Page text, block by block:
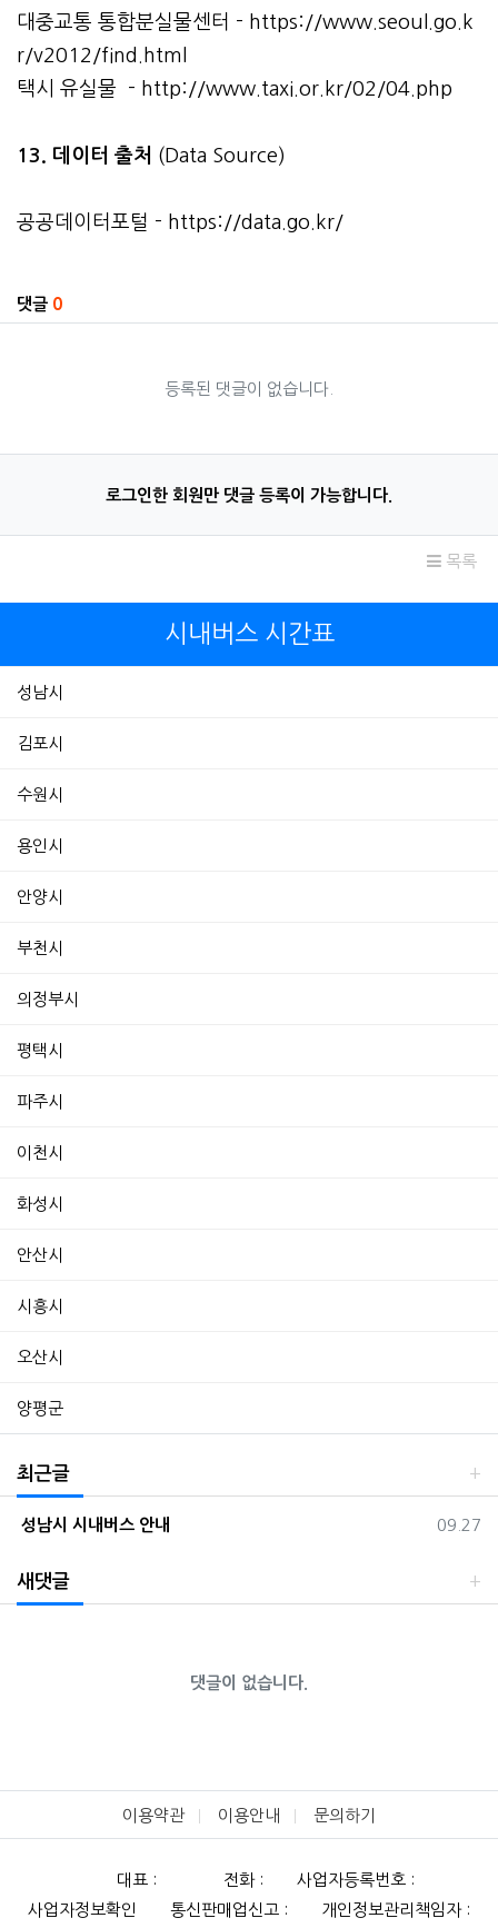
대중교통 통합분실물센터 - https://www.seoul.go.k
r/v2012/find.html
택시 유실물 - http://www.taxi.or.kr/02/04.php
13. 데이터 출처 (Data Source)
공공데이터포털 - https://data.go.kr/
댓글 0
등록된 댓글이 없습니다.
로그인한 회원만 댓글 등록이 가능합니다.
목록
시내버스 시간표
성남시
김포시
수원시
용인시
안양시
부천시
의정부시
평택시
파주시
이천시
화성시
안산시
시흥시
오산시
양평군
최근글
등록일
09.27
성남시 시내버스 안내
새댓글
댓글이 없습니다.
이용약관 이용안내 문의하기
대표 : 전화 :
사업자등록번호 :
사업자정보확인
통신판매업신고 : 개인정보관리책임자 :